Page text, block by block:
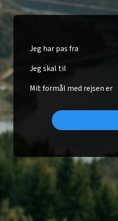
Jeg har pas fra
Jeg skal til
Mit formål med rejsen er